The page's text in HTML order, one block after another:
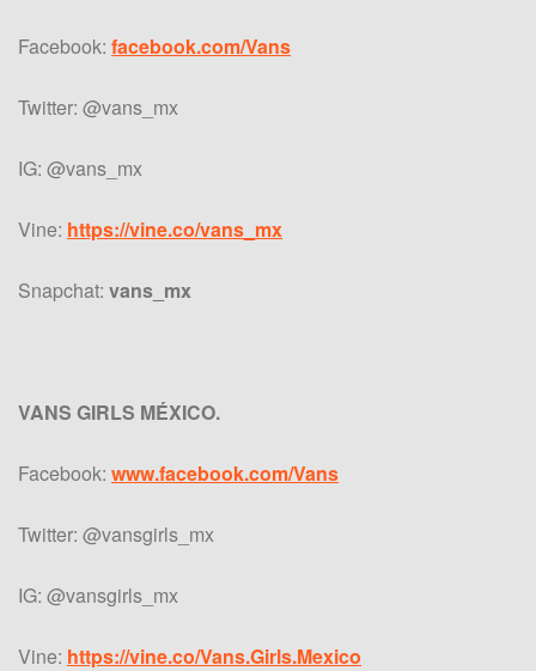
Facebook: facebook.com/Vans
Twitter: @vans_mx
IG: @vans_mx
Vine: https://vine.co/vans_mx
Snapchat: vans_mx
VANS GIRLS MÉXICO.
Facebook: www.facebook.com/Vans
Twitter: @vansgirls_mx
IG: @vansgirls_mx
Vine: https://vine.co/Vans.Girls.Mexico